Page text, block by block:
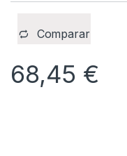
Comparar
68,45 €